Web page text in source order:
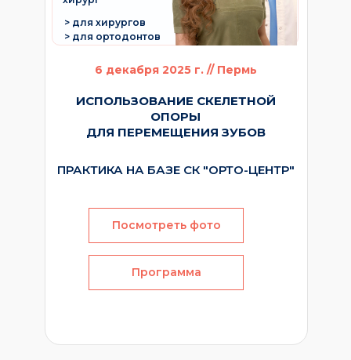
6 декабря 2025 г. // Пермь
ИСПОЛЬЗОВАНИЕ СКЕЛЕТНОЙ
ОПОРЫ
ДЛЯ ПЕРЕМЕЩЕНИЯ ЗУБОВ
ПРАКТИКА НА БАЗЕ СК "ОРТО-ЦЕНТР"
Программа
Посмотреть фото
> для хирургов
> для ортодонтов